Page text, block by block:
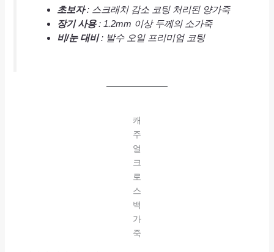
초보자: 스크래치 감소 코팅 처리된 양가죽
장기 사용: 1.2mm 이상 두께의 소가죽
비/눈 대비: 발수 오일 프리미엄 코팅
캐
주
얼
크
로
스
백
가
죽